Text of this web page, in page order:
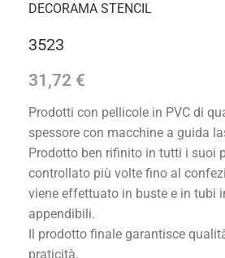
DECORAMA STENCIL
3523
31,72 €
Prodotti con pellicole in PVC di
spessore con macchine a guida
Prodotto ben rifinito in tutti i suoi
controllato più volte fino al
viene effettuato in buste e in tubi
appendibili.
Il prodotto finale garantisce
praticità.